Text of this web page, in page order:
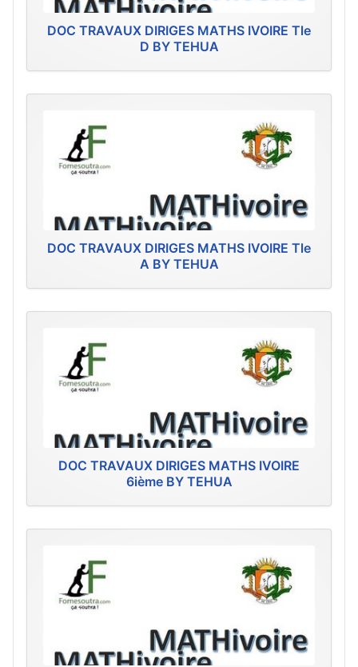
DOC TRAVAUX DIRIGES MATHS IVOIRE Tle
D BY TEHUA
DOC TRAVAUX DIRIGES MATHS IVOIRE Tle
A BY TEHUA
DOC TRAVAUX DIRIGES MATHS IVOIRE
6ième BY TEHUA